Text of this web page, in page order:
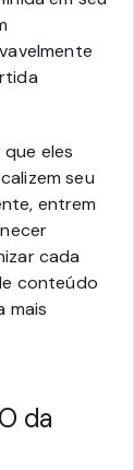
eles
seu
entrem
cada
conteúdo
mais
da